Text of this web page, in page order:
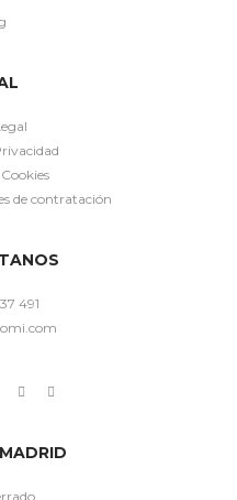
de contratación
491